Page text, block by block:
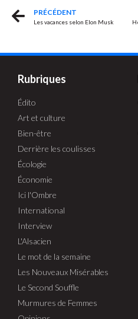
PRÉCÉDENT
Les vacances selon Elon Musk
Rubriques
Édito
Art et culture
Bien-être
Derrière les coulisses
Écologie
Économie
Ici l'Ombre
International
Interview
L'Alsacien
Le mot de la semaine
Les Nouveaux Misérables
Le Second Souffle
Murmures de Femmes